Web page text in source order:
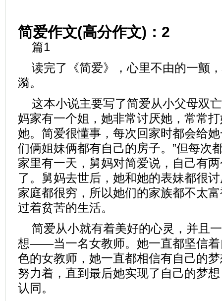
简爱作文(高分作文)：2
篇1
读完了《简爱》，心里不由的一颤
漪。
这本小说主要写了简爱从小父母双
妈家有一个姐，她非常讨厌她，常常
她。简爱很懂事，每次回家时都会给
们俩姐妹俩都有自己的房子。”但每次
家里有一天，舅妈对简爱说，自己有
了。舅妈去世后，她和她的表妹都很
家庭都很穷，所以她们的家族都不太
过着贫苦的生活。
简爱从小就有着美好的心灵，并且
想——当一名女教师。她一直都坚信着
色的女教师，她一直都相信有自己的
努力着，直到最后她实现了自己的梦
认同。